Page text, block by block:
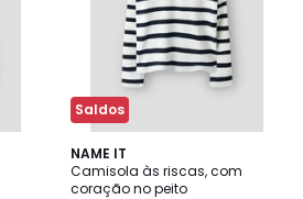
Saldos
NAME IT
Camisola às riscas, com
coração no peito